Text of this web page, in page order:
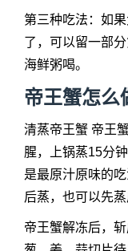
第三种吃法：如
了，可以留一部
海鲜粥喝。
帝王蟹怎么
清蒸帝王蟹 帝王
腥，上锅蒸15分
是最原汁原味的
后蒸，也可以先
帝王蟹解冻后，